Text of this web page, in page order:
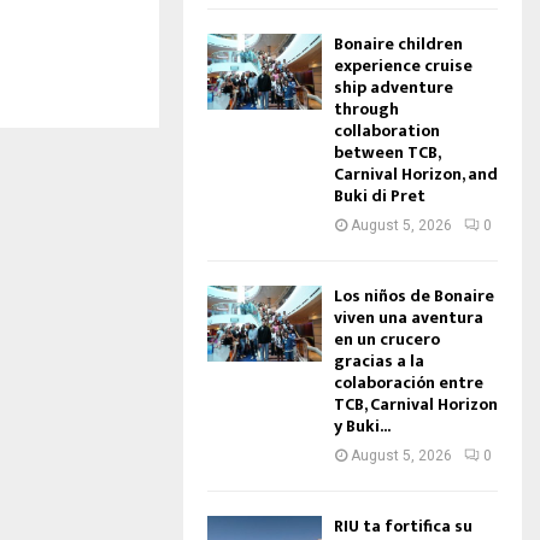
Bonaire children
experience cruise
ship adventure
through
collaboration
between TCB,
Carnival Horizon, and
Buki di Pret
August 5, 2026 0
Los niños de Bonaire
viven una aventura
en un crucero
gracias a la
colaboración entre
TCB, Carnival Horizon
y Buki...
August 5, 2026 0
RIU ta fortifica su